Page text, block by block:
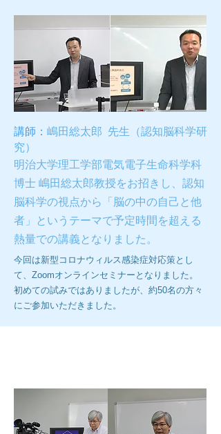
講師： 嶋田総太郎 先生（認知脳科学研
究）
明治大学理工学部電気電子生命科学科
博士 嶋田総太郎教授をお招きし、認知
脳科学の視点から「脳の中の自己と他
者」というテーマで予定時間を超える
熱量での講義となりました。
今回は新型コロナウィルス感染症対応策とし
て、Zoomオンラインセミナーとなりました。
初めての試みではありましたが、約50名の方々
にご参加いただきました。